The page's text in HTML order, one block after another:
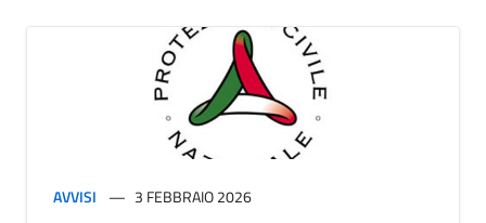
AVVISI 3 FEBBRAIO 2026